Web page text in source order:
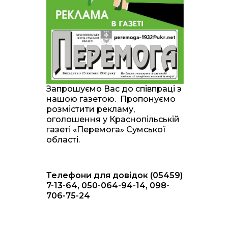
20:00
28 лип
Житлові сертифікати,
підготовка до зими та
підтримка ВПО: підсумки
засідання виконкому
Краснопільської
селищної ради
10:36
28 лип
Валентина Масалітіна:
«Нас тримає віра в
Перемогу і повернення
додому»
10:31
28 лип
Знову біль… Знову
втрата… На щиті
16:57
24 лип
Обмежено придатний,
але безмежно
вмотивований: Як
колишній лісівник став
Запрошуємо Вас до співпраці з
нашою газетою. Пропонуємо
розмістити рекламу,
оголошення у Краснопільській
газеті «Перемога» Сумської
області.
Телефони для довідок (05459)
7-13-64, 050-064-94-14, 098-
706-75-24